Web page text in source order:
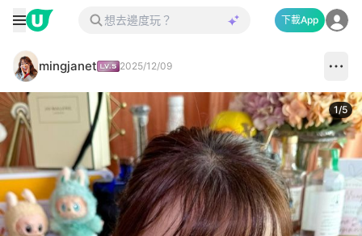
下載App
mingjanet 2025/12/09
1/5